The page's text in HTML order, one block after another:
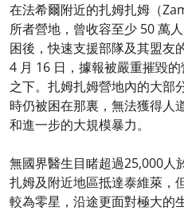
在法希爾附近的扎姆扎姆（
所者營地，曾收容至少 50 萬
困後，快速支援部隊及其盟友
4 月 16 日，據報被嚴重摧毀
之下。扎姆扎姆營地內的大部
時仍被困在那裏，無法獲得人
和進一步的大規模暴力。
無國界醫生目睹超過25,000人
扎姆及附近地區抵達泰維萊，
較為零星，沿途更面對極大的